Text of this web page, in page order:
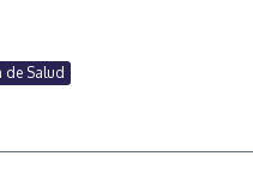
de Salud